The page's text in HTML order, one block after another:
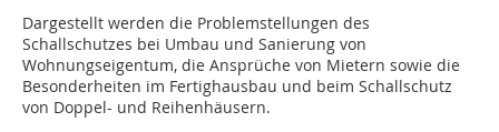
Dargestellt werden die Problemstellungen des
Schallschutzes bei Umbau und Sanierung von
Wohnungseigentum, die Ansprüche von Mietern sowie die
Besonderheiten im Fertighausbau und beim Schallschutz
von Doppel- und Reihenhäusern.